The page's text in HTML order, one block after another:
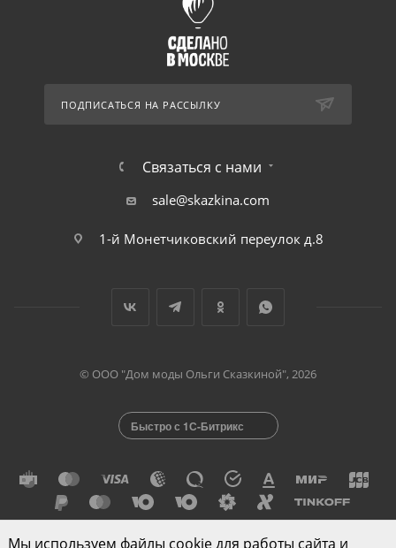
ПОДПИСАТЬСЯ НА РАССЫЛКУ
Связаться с нами
sale@skazkina.com
1-й Монетчиковский переулок д.8
© ООО "Дом моды Ольги Сказкиной", 2026
Быстро с 1С-Битрикс
Мы используем файлы cookie для работы сайта и